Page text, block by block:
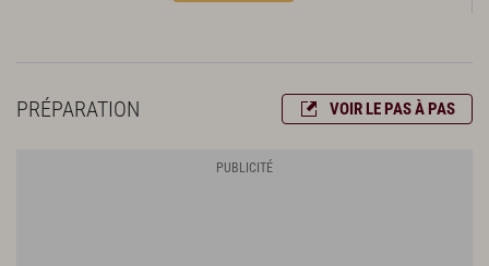
poivre du moulin
PRÉPARATION VOIR LE PAS À PAS